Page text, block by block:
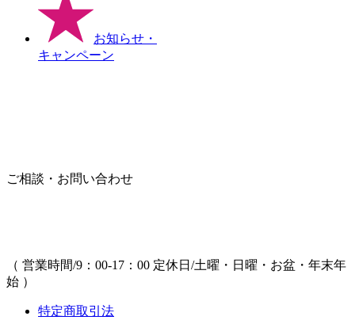
お知らせ ・
キャンペーン
ご相談・お問い合わせ
（ 営業時間/9：00-17：00 定休日/土曜・日曜・お盆・年末年
始 ）
特定商取引法